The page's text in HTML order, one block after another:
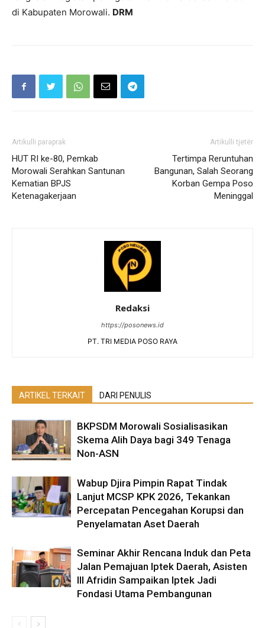
di Kabupaten Morowali. DRM
Artikulli paraprak
HUT RI ke-80, Pemkab
Morowali Serahkan Santunan
Kematian BPJS
Ketenagakerjaan
Artikulli tjetër
Tertimpa Reruntuhan
Bangunan, Salah Seorang
Korban Gempa Poso
Meninggal
Redaksi
https://posonews.id
PT. TRI MEDIA POSO RAYA
ARTIKEL TERKAIT DARI PENULIS
BKPSDM Morowali Sosialisasikan
Skema Alih Daya bagi 349 Tenaga
Non-ASN
Wabup Djira Pimpin Rapat Tindak
Lanjut MCSP KPK 2026, Tekankan
Percepatan Pencegahan Korupsi dan
Penyelamatan Aset Daerah
Seminar Akhir Rencana Induk dan Peta
Jalan Pemajuan Iptek Daerah, Asisten
III Afridin Sampaikan Iptek Jadi
Fondasi Utama Pembangunan